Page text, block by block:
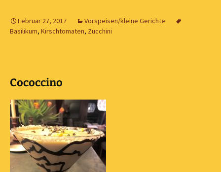
Februar 27, 2017
Vorspeisen/kleine Gerichte
Basilikum, Kirschtomaten, Zucchini
Cococcino